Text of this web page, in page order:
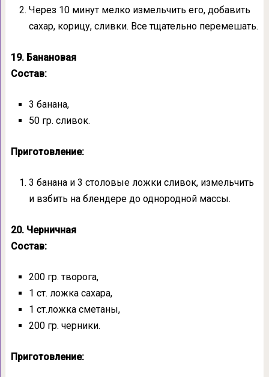
Через 10 минут мелко измельчить его, добавить
сахар, корицу, сливки. Все тщательно перемешать.
19. Банановая
Состав:
3 банана,
50 гр. сливок.
Приготовление:
3 банана и 3 столовые ложки сливок, измельчить
и взбить на блендере до однородной массы.
20. Черничная
Состав:
200 гр. творога,
1 ст. ложка сахара,
1 ст.ложка сметаны,
200 гр. черники.
Приготовление: